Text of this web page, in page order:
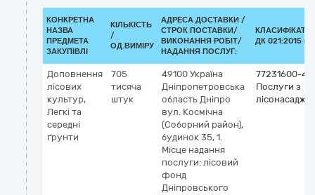
КОНКРЕТНА
НАЗВА
ПРЕДМЕТА
ЗАКУПІВЛІ
КІЛЬКІСТЬ
/
ОД.ВИМІРУ
АДРЕСА ДОСТАВКИ /
СТРОК ПОСТАВКИ/
ВИКОНАННЯ РОБІТ/
НАДАННЯ ПОСЛУГ:
ДК 021:2015
Доповнення
лісових
культур,
Легкі та
середні
ґрунти
705
тисяча
штук
49100 Україна
Дніпропетровська
область Дніпро
вул. Космічна
(Соборний район),
будинок 35, 1.
Місце надання
послуги: лісовий
фонд
Дніпровського
77231600-4
Послуги з